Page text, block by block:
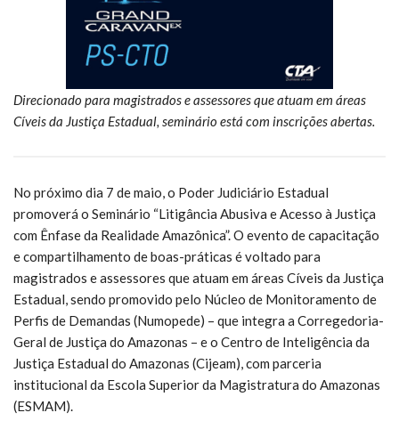
Direcionado para magistrados e assessores que atuam em áreas
Cíveis da Justiça Estadual, seminário está com inscrições abertas.
No próximo dia 7 de maio, o Poder Judiciário Estadual
promoverá o Seminário “Litigância Abusiva e Acesso à Justiça
com Ênfase da Realidade Amazônica”. O evento de capacitação
e compartilhamento de boas-práticas é voltado para
magistrados e assessores que atuam em áreas Cíveis da Justiça
Estadual, sendo promovido pelo Núcleo de Monitoramento de
Perfis de Demandas (Numopede) – que integra a Corregedoria-
Geral de Justiça do Amazonas – e o Centro de Inteligência da
Justiça Estadual do Amazonas (Cijeam), com parceria
institucional da Escola Superior da Magistratura do Amazonas
(ESMAM).